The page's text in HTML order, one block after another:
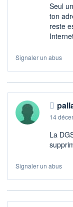
Seul
ton
reste
Signaler un abus
14
La
Signaler un abus